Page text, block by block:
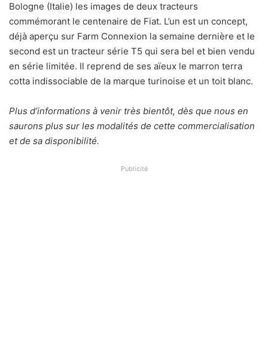
c
o
u
r
r
i
Bologne (Italie) les images de deux tracteurs
commémorant le centenaire de Fiat. L’un est un concept,
déjà aperçu sur Farm Connexion la semaine dernière et le
second est un tracteur série T5 qui sera bel et bien vendu
en série limitée. Il reprend de ses aïeux le marron terra
cotta indissociable de la marque turinoise et un toit blanc.
Plus d’informations à venir très bientôt, dès que nous en
saurons plus sur les modalités de cette commercialisation
et de sa disponibilité.
Publicité